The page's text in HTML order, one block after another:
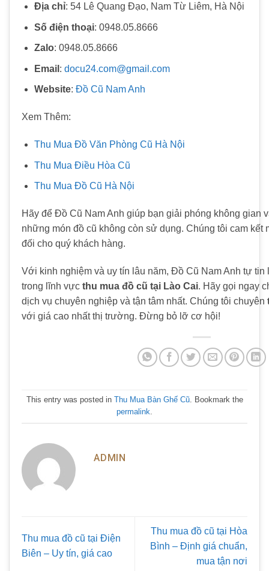
Địa chỉ: 54 Lê Quang Đạo, Nam Từ Liêm, Hà Nội
Số điện thoại: 0948.05.8666
Zalo: 0948.05.8666
Email : docu24.com@gmail.com
Website: Đồ Cũ Nam Anh
Xem Thêm:
Thu Mua Đồ Văn Phòng Cũ Hà Nội
Thu Mua Điều Hòa Cũ
Thu Mua Đồ Cũ Hà Nội
Hãy để Đồ Cũ Nam Anh giúp bạn giải phóng không gian
những món đồ cũ không còn sử dụng. Chúng tôi cam kết
đối cho quý khách hàng.
Với kinh nghiệm và uy tín lâu năm, Đồ Cũ Nam Anh tự tin
trong lĩnh vực thu mua đồ cũ tại Lào Cai. Hãy gọi ngay
dịch vụ chuyên nghiệp và tận tâm nhất. Chúng tôi chuyên
với giá cao nhất thị trường. Đừng bỏ lỡ cơ hội!
This entry was posted in Thu Mua Bàn Ghế Cũ. Bookmark the
permalink.
ADMIN
Thu mua đồ cũ tại Điện
Biên – Uy tín, giá cao
Thu mua đồ cũ tại Hòa
Bình – Định giá chuẩn,
mua tận nơi